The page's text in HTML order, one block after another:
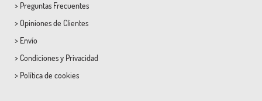
> Preguntas Frecuentes
> Opiniones de Clientes
> Envío
> Condicionesy Privacidad
> Política de cookies